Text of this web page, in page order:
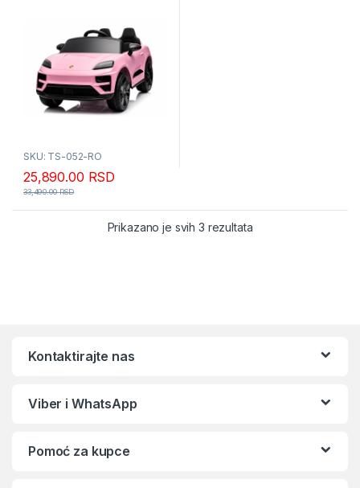
SKU: TS-052-RO
25,890.00 RSD
33,490.00RSD
Prikazano je svih 3 rezultataSortirano po
Kontaktirajte nas
Viber i WhatsApp
Pomoć za kupce